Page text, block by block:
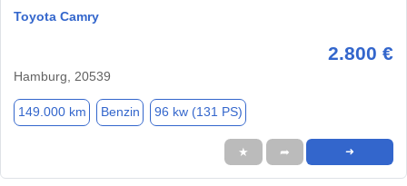
Toyota Camry
2.800 €
Hamburg, 20539
149.000 km Benzin 96 kw (131 PS)
★ ➦ ➜